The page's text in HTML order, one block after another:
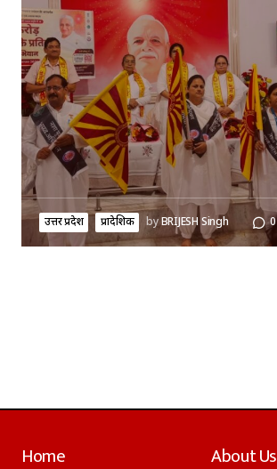
उत्तर प्रदेश प्रादेशिक byBRIJESH Singh 0
Home About Us